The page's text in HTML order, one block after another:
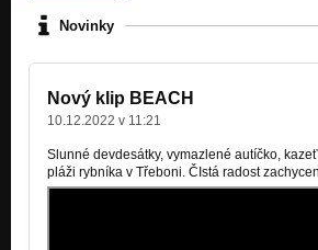
Novinky
Nový klip BEACH
10.12.2022 v 11:21
Slunné devdesátky, vymazlené autíčko,
pláži rybníka v Třeboni. ČIstá radost